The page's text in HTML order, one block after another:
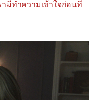
ามีทำความเข้าใจก่อนที่